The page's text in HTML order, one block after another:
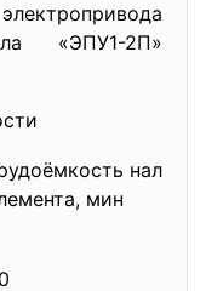
«ЭПУ1-2П»
мин